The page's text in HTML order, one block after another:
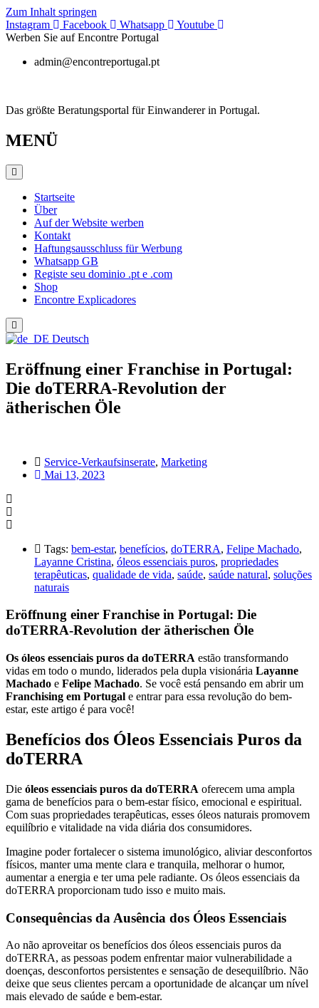
Zum Inhalt springen
Instagram
Facebook Whatsapp
Youtube
Werben Sie auf Encontre Portugal
admin@encontreportugal.pt
Das größte Beratungsportal für Einwanderer in Portugal.
MENÜ
Startseite
Über
Auf der Website werben
Kontakt
Haftungsausschluss für Werbung
Whatsapp GB
Registe seu dominio .pt e .com
Shop
Encontre Explicadores
Deutsch
Eröffnung einer Franchise in Portugal:
Die doTERRA-Revolution der
ätherischen Öle
Service-Verkaufsinserate, Marketing
Mai 13, 2023
Tags: bem-estar, benefícios, doTERRA, Felipe Machado,
Layanne Cristina, óleos essenciais puros, propriedades
terapêuticas, qualidade de vida, saúde, saúde natural, soluções
naturais
Eröffnung einer Franchise in Portugal: Die
doTERRA-Revolution der ätherischen Öle
Os óleos essenciais puros da doTERRA estão transformando
vidas em todo o mundo, liderados pela dupla visionária Layanne
Machado e Felipe Machado. Se você está pensando em abrir um
Franchising em Portugal e entrar para essa revolução do bem-
estar, este artigo é para você!
Benefícios dos Óleos Essenciais Puros da
doTERRA
Die óleos essenciais puros da doTERRA oferecem uma ampla
gama de benefícios para o bem-estar físico, emocional e espiritual.
Com suas propriedades terapêuticas, esses óleos naturais promovem
equilíbrio e vitalidade na vida diária dos consumidores.
Imagine poder fortalecer o sistema imunológico, aliviar desconfortos
físicos, manter uma mente clara e tranquila, melhorar o humor,
aumentar a energia e ter uma pele radiante. Os óleos essenciais da
doTERRA proporcionam tudo isso e muito mais.
Consequências da Ausência dos Óleos Essenciais
Ao não aproveitar os benefícios dos óleos essenciais puros da
doTERRA, as pessoas podem enfrentar maior vulnerabilidade a
doenças, desconfortos persistentes e sensação de desequilíbrio. Não
deixe que seus clientes percam a oportunidade de alcançar um nível
mais elevado de saúde e bem-estar.